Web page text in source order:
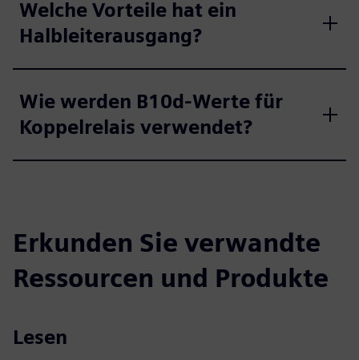
Welche Vorteile hat ein
Halbleiterausgang?
Wie werden B10d-Werte für
Koppelrelais verwendet?
Erkunden Sie verwandte
Ressourcen und Produkte
Lesen